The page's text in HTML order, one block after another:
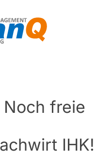
freie
IHK!